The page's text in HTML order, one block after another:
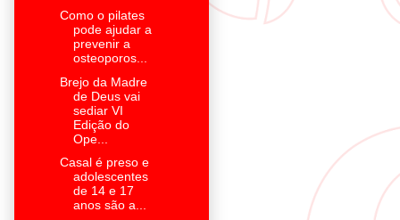
Como o pilates
pode ajudar a
prevenir a
osteoporos...
Brejo da Madre
de Deus vai
sediar VI
Edição do
Ope...
Casal é preso e
adolescentes
de 14 e 17
anos são a...